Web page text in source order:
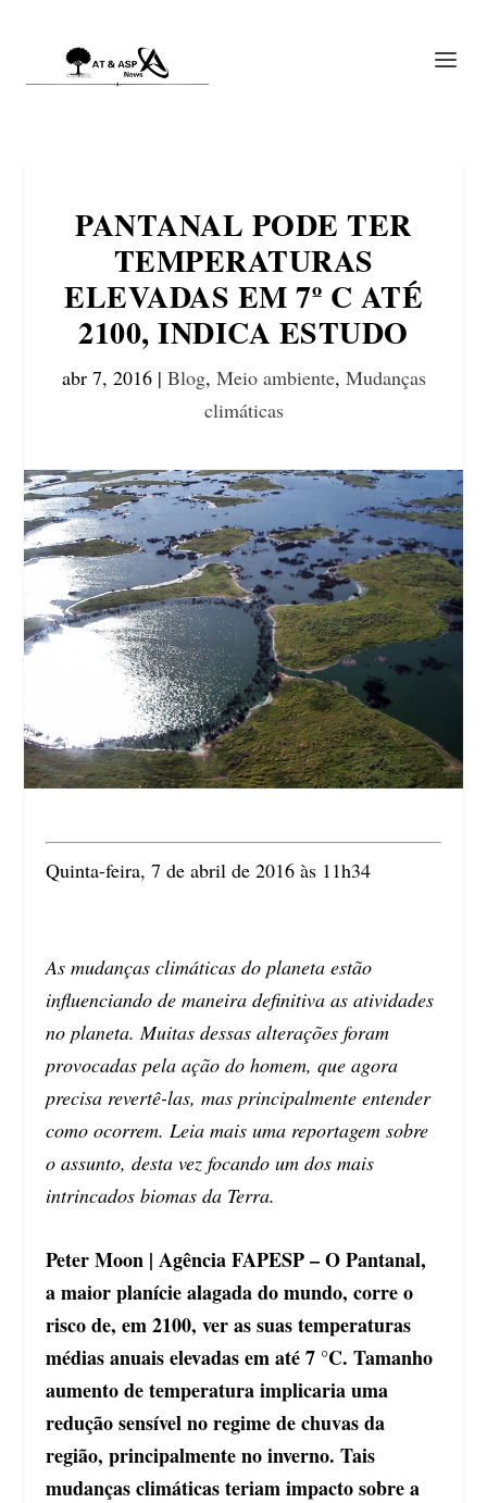
PANTANAL PODE TER
TEMPERATURAS
ELEVADAS EM 7º C ATÉ
2100, INDICA ESTUDO
abr 7, 2016| Blog, Meio ambiente, Mudanças
climáticas
Quinta-feira, 7 de abril de 2016 às 11h34
As mudanças climáticas do planeta estão
influenciando de maneira definitiva as atividades
no planeta. Muitas dessas alterações foram
provocadas pela ação do homem, que agora
precisa revertê-las, mas principalmente entender
como ocorrem. Leia mais uma reportagem sobre
o assunto, desta vez focando um dos mais
intrincados biomas da Terra.
Peter Moon | Agência FAPESP – O Pantanal,
a maior planície alagada do mundo, corre o
risco de, em 2100, ver as suas temperaturas
médias anuais elevadas em até 7 °C. Tamanho
aumento de temperatura implicaria uma
redução sensível no regime de chuvas da
região, principalmente no inverno. Tais
mudanças climáticas teriam impacto sobre a